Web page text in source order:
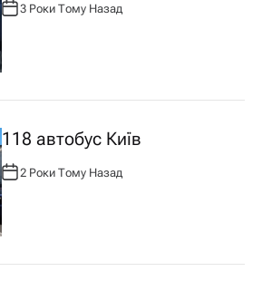
А
Р
:
3 Роки Тому Назад
118 автобус Київ
А
В
Т
Р
:
2 Роки Тому Назад